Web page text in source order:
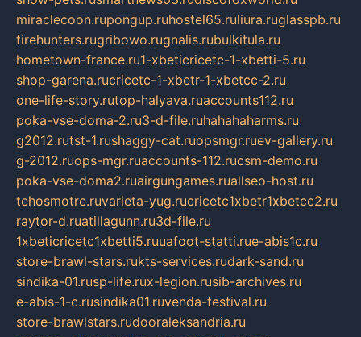
miraclecoon.rupongup.ruhostel65.ruliura.ruglasspb.ru
firehunters.rugribowo.rugnalis.rubulkitula.ru
hometown-france.ru1-xbeticricetc-1-xbetti-5.ru
shop-garena.rucricetc-1-xbetr-1-xbetcc-2.ru
one-life-story.rutop-halyava.ruaccounts112.ru
poka-vse-doma-2.ru3-d-file.ruhahahaharms.ru
g2012.rutst-1.rushaggy-cat.ruopsmgr.ruev-gallery.ru
g-2012.ruops-mgr.ruaccounts-112.rucsm-demo.ru
poka-vse-doma2.ruairgungames.ruallseo-host.ru
tehosmotre.ruvarieta-yug.rucricetc1xbetr1xbetcc2.ru
raytor-d.ruatillagunn.ru3d-file.ru
1xbeticricetc1xbetti5.ruuafoot-statti.rue-abis1c.ru
store-brawl-stars.rukts-services.rudark-sand.ru
sindika-01.rusp-life.rux-legion.rusib-archives.ru
e-abis-1-c.rusindika01.ruvenda-festival.ru
store-brawlstars.rudooraleksandria.ru